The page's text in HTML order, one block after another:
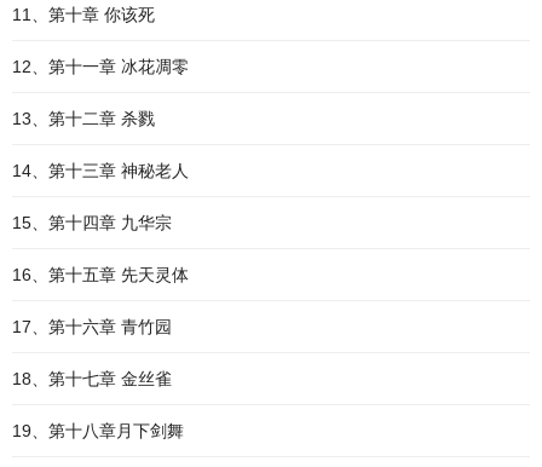
11、第十章 你该死
12、第十一章 冰花凋零
13、第十二章 杀戮
14、第十三章 神秘老人
15、第十四章 九华宗
16、第十五章 先天灵体
17、第十六章 青竹园
18、第十七章 金丝雀
19、第十八章月下剑舞